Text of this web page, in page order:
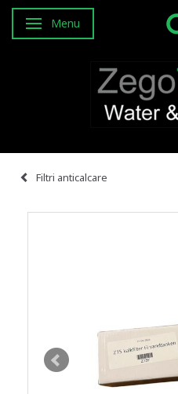
Attiva/disattiva navigazione
Menu
Filtri anticalcare